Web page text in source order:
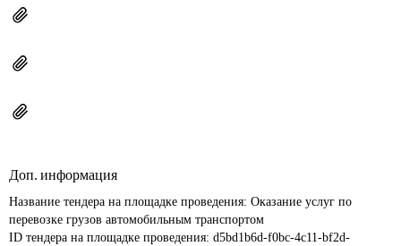
Доп. информация
Название тендера на площадке проведения: Оказание услуг по
перевозке грузов автомобильным транспортом
ID тендера на площадке проведения: d5bd1b6d-f0bc-4c11-bf2d-